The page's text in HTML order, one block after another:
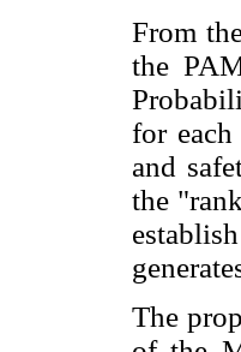
From
the
for
and
the
The